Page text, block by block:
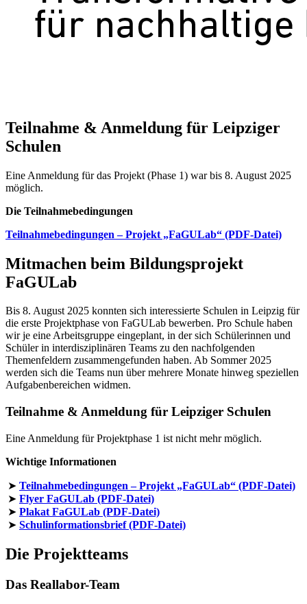
Teilnahme & Anmeldung für Leipziger
Schulen
Eine Anmeldung für das Projekt (Phase 1) war bis 8. August 2025
möglich.
Die Teilnahmebedingungen
Teilnahmebedingungen – Projekt „FaGULab“ (PDF-Datei)
Mitmachen beim Bildungsprojekt
FaGULab
Bis 8. August 2025 konnten sich interessierte Schulen in Leipzig für
die erste Projektphase von FaGULab bewerben. Pro Schule haben
wir je eine Arbeitsgruppe eingeplant, in der sich Schülerinnen und
Schüler in interdisziplinären Teams zu den nachfolgenden
Themenfeldern zusammengefunden haben. Ab Sommer 2025
werden sich die Teams nun über mehrere Monate hinweg speziellen
Aufgabenbereichen widmen.
Teilnahme & Anmeldung für Leipziger Schulen
Eine Anmeldung für Projektphase 1 ist nicht mehr möglich.
Wichtige Informationen
Teilnahmebedingungen – Projekt „FaGULab“ (PDF-Datei)
Flyer FaGULab (PDF-Datei)
Plakat FaGULab (PDF-Datei)
Schulinformationsbrief (PDF-Datei)
Die Projektteams
Das Reallabor-Team